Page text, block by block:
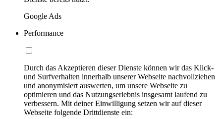
Google Ads
Performance
Durch das Akzeptieren dieser Dienste können wir das Klick-
und Surfverhalten innerhalb unserer Webseite nachvollziehen
und anonymisiert auswerten, um unsere Webseite zu
optimieren und das Nutzungserlebnis insgesamt laufend zu
verbessern. Mit deiner Einwilligung setzen wir auf dieser
Webseite folgende Drittdienste ein: